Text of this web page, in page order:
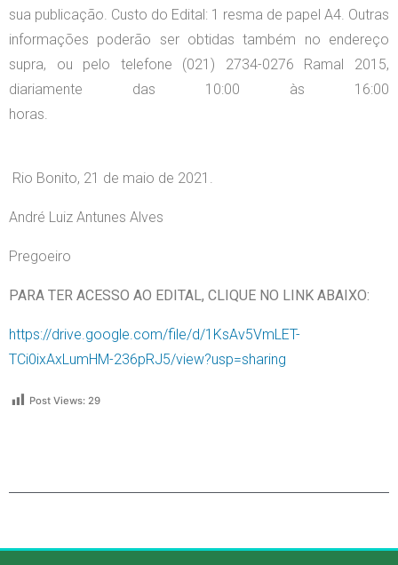
sua publicação. Custo do Edital: 1 resma de papel A4. Outras
informações poderão ser obtidas também no endereço
supra, ou pelo telefone (021) 2734-0276 Ramal 2015,
diariamente das 10:00 às 16:00
Rio Bonito, 21 de maio de 2021.
André Luiz Antunes Alves
Pregoeiro
PARA TER ACESSO AO EDITAL, CLIQUE NO LINK ABAIXO:
https://drive.google.com/file/d/1KsAv5VmLET-
TCi0ixAxLumHM-236pRJ5/view?usp=sharing
Post Views: 29